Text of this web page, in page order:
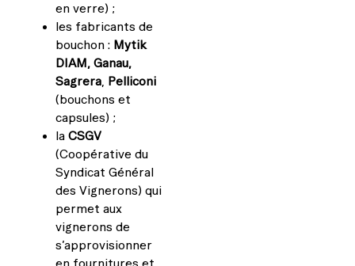
en verre) ;
les fabricants de
bouchon : Mytik
DIAM, Ganau,
Sagrera Pelliconi
(bouchons et
capsules) ;
la CSGV
(Coopérative du
Syndicat Général
des Vignerons) qui
permet aux
vignerons de
s’approvisionner
en fournitures et